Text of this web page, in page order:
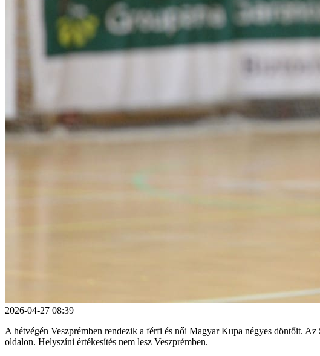
2026-04-27 08:39
A hétvégén Veszprémben rendezik a férfi és női Magyar Kupa négyes döntőit.
oldalon. Helyszíni értékesítés nem lesz Veszprémben.